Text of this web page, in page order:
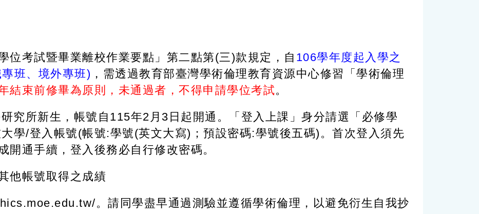
位考試暨畢業離校作業要點」第二點第(三)款規定，自 106學年度起入學之
班、境外專班) ，需透過教育部臺灣學術倫理教育資源中心修習「學術倫理
結束前修畢為原則， 未通過者，不得申請學位考試。
究所新生，帳號自115年2月3日起開通。「登入上課」身分請選「必修學
學/登入帳號(帳號:學號(英文大寫)；預設密碼:學號後五碼)。首次登入須先
開通手續，登入後務必自行修改密碼。
他帳號取得之成績
。請同學盡早通過測驗並遵循學術倫理，以避免衍生自我抄